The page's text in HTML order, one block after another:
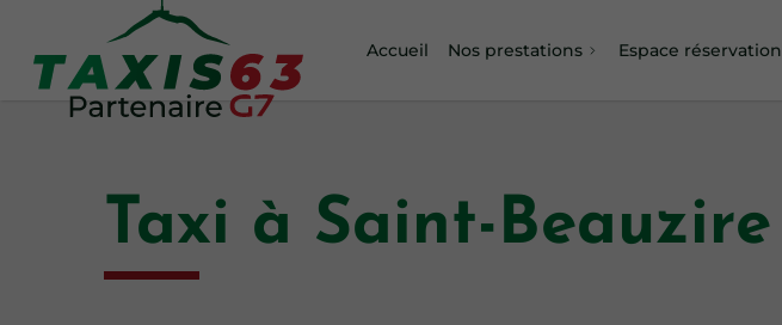
Accueil Nos prestations Espace réservation
Taxi à Saint-Beauzire